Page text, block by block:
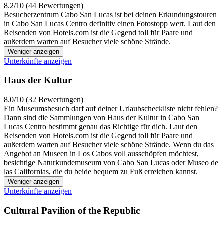
8.2/10 (44 Bewertungen)
Besucherzentrum Cabo San Lucas ist bei deinen Erkundungstouren
in Cabo San Lucas Centro definitiv einen Fotostopp wert. Laut den
Reisenden von Hotels.com ist die Gegend toll für Paare und
außerdem warten auf Besucher viele schöne Strände.
Weniger anzeigen
Unterkünfte anzeigen
Haus der Kultur
8.0/10 (32 Bewertungen)
Ein Museumsbesuch darf auf deiner Urlaubscheckliste nicht fehlen?
Dann sind die Sammlungen von Haus der Kultur in Cabo San
Lucas Centro bestimmt genau das Richtige für dich. Laut den
Reisenden von Hotels.com ist die Gegend toll für Paare und
außerdem warten auf Besucher viele schöne Strände. Wenn du das
Angebot an Museen in Los Cabos voll ausschöpfen möchtest,
besichtige Naturkundemuseum von Cabo San Lucas oder Museo de
las Californias, die du beide bequem zu Fuß erreichen kannst.
Weniger anzeigen
Unterkünfte anzeigen
Cultural Pavilion of the Republic